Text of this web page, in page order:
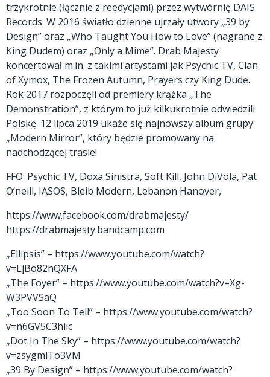
trzykrotnie (łącznie z reedycjami) przez wytwórnię DAIS
Records. W 2016 światło dzienne ujrzały utwory „39 by
Design” oraz „Who Taught You How to Love” (nagrane z
King Dudem) oraz „Only a Mime”. Drab Majesty
koncertował m.in. z takimi artystami jak Psychic TV, Clan
of Xymox, The Frozen Autumn, Prayers czy King Dude.
Rok 2017 rozpoczęli od premiery krążka „The
Demonstration”, z którym to już kilkukrotnie odwiedzili
Polskę. 12 lipca 2019 ukaże się najnowszy album grupy
„Modern Mirror”, który będzie promowany na
nadchodzącej trasie!
FFO: Psychic TV, Doxa Sinistra, Soft Kill, John DiVola, Pat
O’neill, IASOS, Bleib Modern, Lebanon Hanover,
https://www.facebook.com/drabmajesty/
https://drabmajesty.bandcamp.com
„Ellipsis” – https://www.youtube.com/watch?
v=LjBo82hQXFA
„The Foyer” – https://www.youtube.com/watch?v=Xg-
W3PVVSaQ
„Too Soon To Tell” – https://www.youtube.com/watch?
v=n6GV5C3hiic
„Dot In The Sky” – https://www.youtube.com/watch?
v=zsygmlTo3VM
„39 By Design” – https://www.youtube.com/watch?